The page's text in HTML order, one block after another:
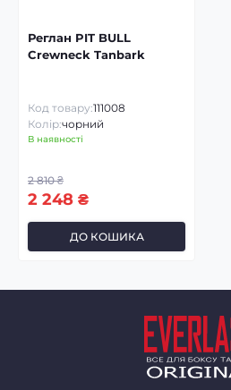
Реглан PIT BULL
Crewneck Tanbark
Код товару:111008
Колір:чорний
В наявності
2 810 ₴
2 248 ₴
ДО КОШИКА